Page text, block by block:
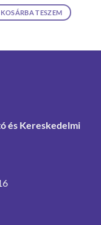
KOSÁRBA TESZEM
és Kereskedelmi